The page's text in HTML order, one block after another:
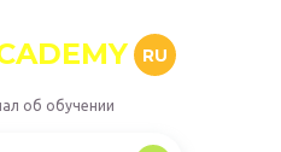
RU
об обучении